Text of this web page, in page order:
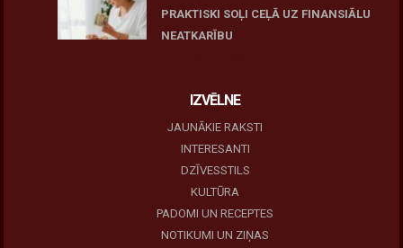
PRAKTISKI SOĻI CEĻĀ UZ FINANSIĀLU
NEATKARĪBU
IZVĒLNE
JAUNĀKIE RAKSTI
INTERESANTI
DZĪVESSTILS
KULTŪRA
PADOMI UN RECEPTES
NOTIKUMI UN ZIŅAS